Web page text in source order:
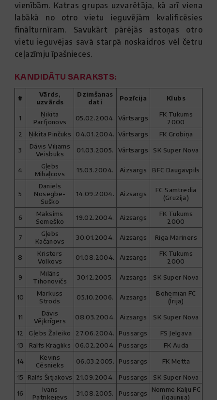
vienībām. Katras grupas uzvarētāja, kā arī viena
labākā no otro vietu ieguvējām kvalificēsies
finālturnīram. Savukārt pārējās astoņas otro
vietu ieguvējas savā starpā noskaidros vēl četru
ceļazīmju īpašnieces.
KANDIDĀTU SARAKSTS:
#
Vārds,
uzvārds
Dzimšanas
dati
Pozīcija Klubs
1
Ņikita
Parfjonovs
05.02.2004. Vārtsargs
FK Tukums
2000
2
Ņikita Pinčuks 04.01.2004. Vārtsargs FK Grobiņa
3
Dāvis Viljams
Veisbuks
01.03.2005. Vārtsargs SK Super Nova
4
Gļebs
Mihaļcovs
15.03.2004. Aizsargs BFC Daugavpils
5
Daniels
Nosegbe-
Suško
14.09.2004. Aizsargs
FC Samtredia
(Gruzija)
6
Maksims
Semeško
19.02.2004. Aizsargs
FK Tukums
2000
7
Gļebs
Kačanovs
30.01.2004. Aizsargs Riga Mariners
8
Kristers
Volkovs
01.08.2004. Aizsargs
FK Tukums
2000
9
Milāns
Tihonovičs
30.12.2005. Aizsargs SK Super Nova
10
Markuss
Strods
05.10.2006. Aizsargs
Bohemian FC
(Īrija)
11
Dāvis
Vējkrīgers
08.03.2004. Aizsargs SK Super Nova
12 Gļebs Žaleiko 27.06.2004. Pussargs
FS Jelgava
13
Ralfs Kragliks 06.02.2004. Pussargs FK Auda
14
Kevins
Cēsnieks
06.03.2005. Pussargs FK Metta
15 Ralfs Šitjakovs 21.09.2004. Pussargs SK Super Nova
16
Ivans
Patrikejevs
31.08.2005. Pussargs
Nomme Kalju FC
(Igaunija)